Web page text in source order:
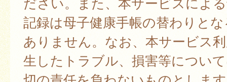
記録は母子健康手帳の替わりと
ありません。なお、本サービス
生したトラブル、損害等につい